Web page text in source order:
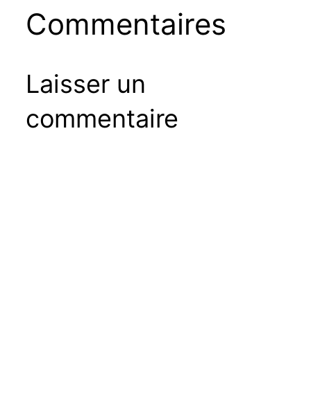
Commentaires
Laisser un
commentaire